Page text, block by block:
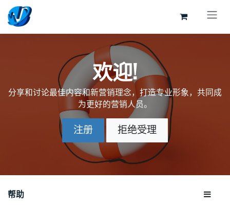
跳至内容
欢迎!
分享和讨论最佳内容和新营销理念，打造专业形象，共同成
为更好的营销人员。
注册 拒绝受理
帮助